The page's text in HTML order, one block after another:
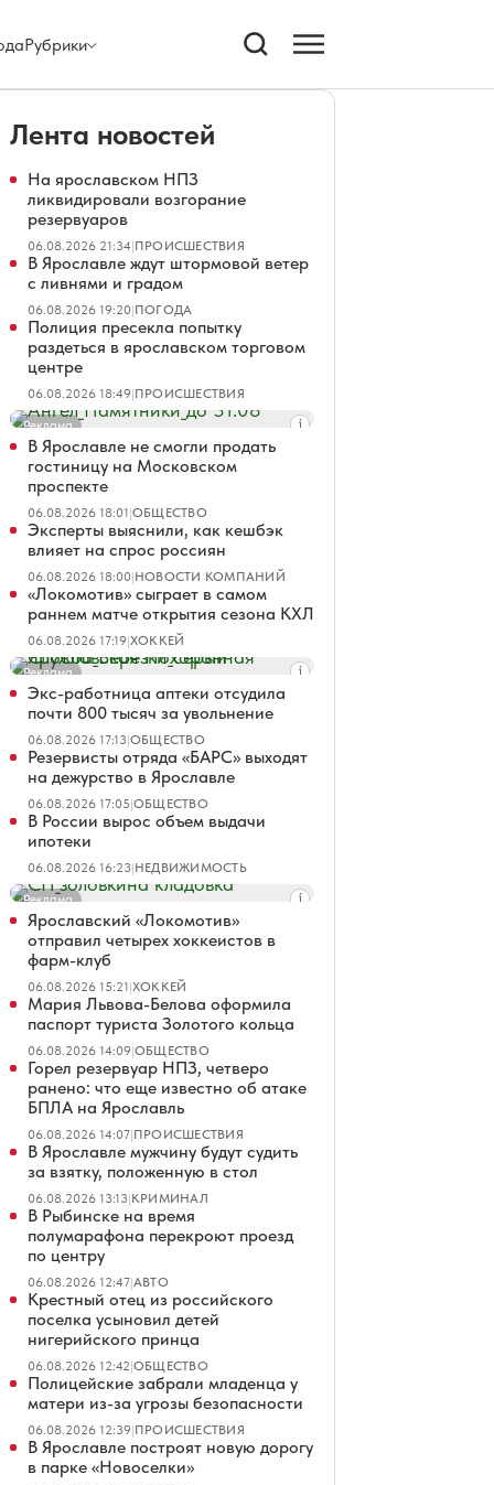
Рубрики
Лента новостей
На ярославском НПЗ
ликвидировали возгорание
резервуаров
06.08.2026 21:34|ПРОИСШЕСТВИЯ
В Ярославле ждут штормовой ветер
с ливнями и градом
06.08.2026 19:20|ПОГОДА
Полиция пресекла попытку
раздеться в ярославском торговом
центре
06.08.2026 18:49|ПРОИСШЕСТВИЯ
Реклама
В Ярославле не смогли продать
гостиницу на Московском
проспекте
06.08.2026 18:01|ОБЩЕСТВО
Эксперты выяснили, как кешбэк
влияет на спрос россиян
06.08.2026 18:00|НОВОСТИ КОМПАНИЙ
«Локомотив» сыграет в самом
раннем матче открытия сезона КХЛ
06.08.2026 17:19|ХОККЕЙ
Реклама
Экс-работница аптеки отсудила
почти 800 тысяч за увольнение
06.08.2026 17:13|ОБЩЕСТВО
Резервисты отряда «БАРС» выходят
на дежурство в Ярославле
06.08.2026 17:05|ОБЩЕСТВО
В России вырос объем выдачи
ипотеки
06.08.2026 16:23|НЕДВИЖИМОСТЬ
Реклама
Ярославский «Локомотив»
отправил четырех хоккеистов в
фарм-клуб
06.08.2026 15:21|ХОККЕЙ
Мария Львова-Белова оформила
паспорт туриста Золотого кольца
06.08.2026 14:09|ОБЩЕСТВО
Горел резервуар НПЗ, четверо
ранено: что еще известно об атаке
БПЛА на Ярославль
06.08.2026 14:07|ПРОИСШЕСТВИЯ
В Ярославле мужчину будут судить
за взятку, положенную в стол
06.08.2026 13:13|КРИМИНАЛ
В Рыбинске на время
полумарафона перекроют проезд
по центру
06.08.2026 12:47|АВТО
Крестный отец из российского
поселка усыновил детей
нигерийского принца
06.08.2026 12:42|ОБЩЕСТВО
Полицейские забрали младенца у
матери из-за угрозы безопасности
06.08.2026 12:39|ПРОИСШЕСТВИЯ
В Ярославле построят новую дорогу
в парке «Новоселки»